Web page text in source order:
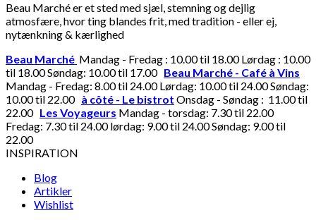
Beau Marché er et sted med sjæl, stemning og dejlig
atmosfære, hvor ting blandes frit, med tradition - eller ej,
nytænkning & kærlighed
Beau Marché Mandag - Fredag : 10.00 til 18.00 Lørdag : 10.00
til 18.00 Søndag: 10.00 til 17.00 Beau Marché - Café à Vins
Mandag - Fredag: 8.00 til 24.00 Lørdag: 10.00 til 24.00 Søndag:
10.00 til 22.00 à côté - Le bistrot Onsdag - Søndag : 11.00 til
22.00 Les Voyageurs Mandag - torsdag: 7.30 til 22.00
Fredag: 7.30 til 24.00 lørdag: 9.00 til 24.00 Søndag: 9.00 til
22.00
INSPIRATION
Blog
Artikler
Wishlist